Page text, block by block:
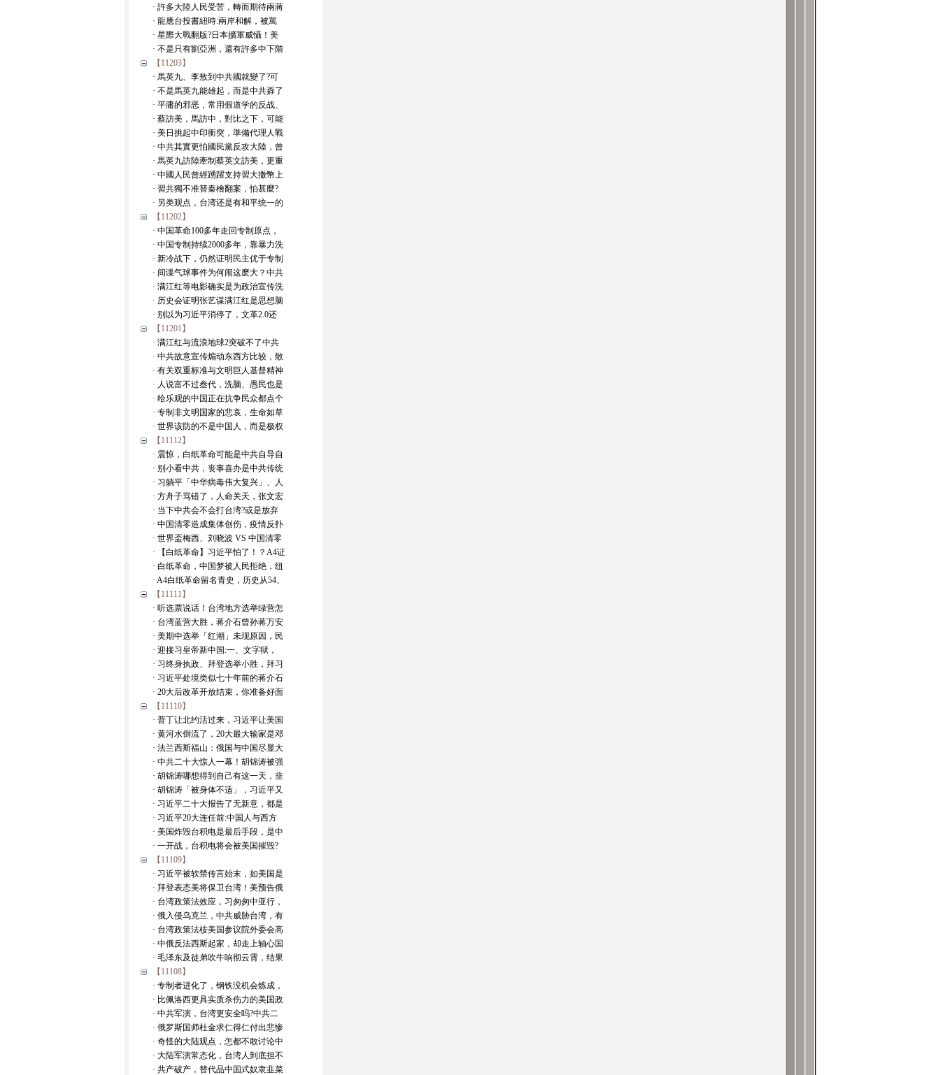
· 許多大陸人民受苦，轉而期待兩蔣
· 龍應台投書紐時:兩岸和解，被罵
· 星際大戰翻版?日本擴軍威懾！美
· 不是只有劉亞洲，還有許多中下階
【11203】
· 馬英九、李敖到中共國就變了?可
· 不是馬英九能雄起，而是中共孬了
· 平庸的邪恶，常用假道学的反战、
· 蔡訪美，馬訪中，對比之下，可能
· 美日挑起中印衝突，準備代理人戰
· 中共其實更怕國民黨反攻大陸，曾
· 馬英九訪陸牽制蔡英文訪美，更重
· 中國人民曾經踴躍支持習大撒幣上
· 習共獨不准替秦檜翻案，怕甚麼?
· 另类观点，台湾还是有和平统一的
【11202】
· 中国革命100多年走回专制原点，
· 中国专制持续2000多年，靠暴力洗
· 新冷战下，仍然证明民主优于专制
· 间谍气球事件为何闹这麽大？中共
· 满江红等电影确实是为政治宣传洗
· 历史会证明张艺谋满江红是思想脑
· 别以为习近平消停了，文革2.0还
【11201】
· 满江红与流浪地球2突破不了中共
· 中共故意宣传煽动东西方比较，散
· 有关双重标准与文明巨人基督精神
· 人说富不过叁代，洗脑、愚民也是
· 给乐观的中国正在抗争民众都点个
· 专制非文明国家的悲哀，生命如草
· 世界该防的不是中国人，而是极权
【11112】
· 震惊，白纸革命可能是中共自导自
· 别小看中共，丧事喜办是中共传统
· 习躺平「中华病毒伟大复兴」、人
· 方舟子骂错了，人命关天，张文宏
· 当下中共会不会打台湾?或是放弃
· 中国清零造成集体创伤，疫情反扑
· 世界盃梅西、刘晓波 VS 中国清零
· 【白纸革命】习近平怕了！？A4证
· 白纸革命，中国梦被人民拒绝，纽
· A4白纸革命留名青史，历史从54、
【11111】
· 听选票说话！台湾地方选举绿营怎
· 台湾蓝营大胜，蒋介石曾孙蒋万安
· 美期中选举「红潮」未现原因，民
· 迎接习皇帝新中国:一、文字狱，
· 习终身执政、拜登选举小胜，拜习
· 习近平处境类似七十年前的蒋介石
· 20大后改革开放结束，你准备好面
【11110】
· 普丁让北约活过来，习近平让美国
· 黄河水倒流了，20大最大输家是邓
· 法兰西斯福山：俄国与中国尽显大
· 中共二十大惊人一幕！胡锦涛被强
· 胡锦涛哪想得到自己有这一天，韭
· 胡锦涛「被身体不适」，习近平又
· 习近平二十大报告了无新意，都是
· 习近平20大连任前:中国人与西方
· 美国炸毁台积电是最后手段，是中
· 一开战，台积电将会被美国摧毁?
【11109】
· 习近平被软禁传言始末，如美国是
· 拜登表态美将保卫台湾！美预告俄
· 台湾政策法效应，习匆匆中亚行，
· 俄入侵乌克兰，中共威胁台湾，有
· 台湾政策法桉美国参议院外委会高
· 中俄反法西斯起家，却走上轴心国
· 毛泽东及徒弟吹牛响彻云霄，结果
【11108】
· 专制者进化了，钢铁没机会炼成，
· 比佩洛西更具实质杀伤力的美国政
· 中共军演，台湾更安全吗?中共二
· 俄罗斯国师杜金求仁得仁付出悲惨
· 奇怪的大陆观点，怎都不敢讨论中
· 大陆军演常态化，台湾人到底担不
· 共产破产，替代品中国式奴隶韭菜